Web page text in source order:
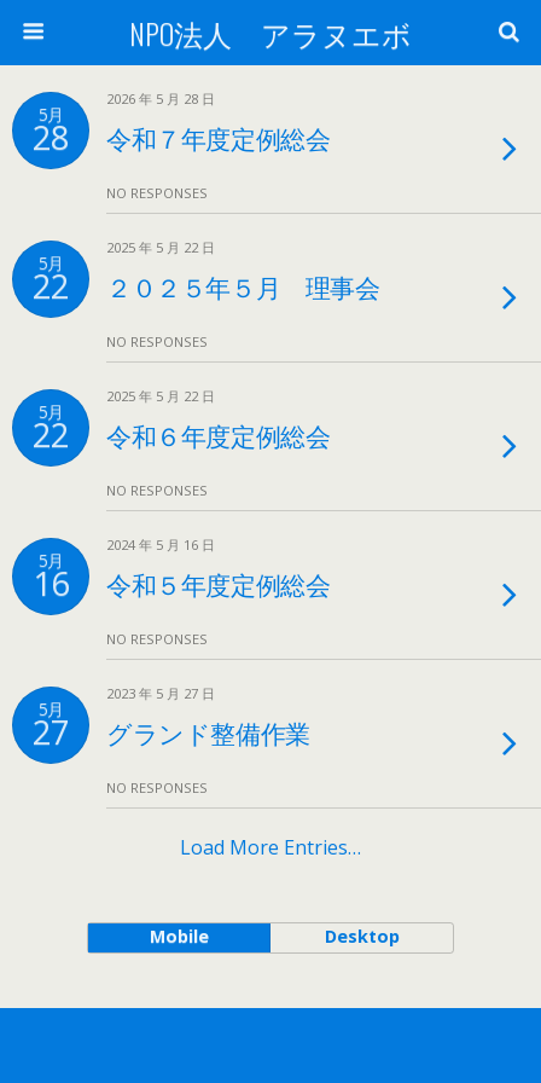
NPO法人 アラヌエボ
5月
28
2026 年 5 月 28 日
令和７年度定例総会
NO RESPONSES
5月
22
2025 年 5 月 22 日
２０２５年５月 理事会
NO RESPONSES
5月
22
2025 年 5 月 22 日
令和６年度定例総会
NO RESPONSES
5月
16
2024 年 5 月 16 日
令和５年度定例総会
NO RESPONSES
5月
27
2023 年 5 月 27 日
グランド整備作業
NO RESPONSES
Load More Entries…
Mobile Desktop